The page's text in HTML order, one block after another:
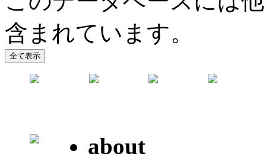
含まれています。
about